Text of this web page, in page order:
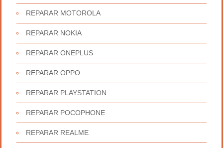
REPARAR MOTOROLA
REPARAR NOKIA
REPARAR ONEPLUS
REPARAR OPPO
REPARAR PLAYSTATION
REPARAR POCOPHONE
REPARAR REALME